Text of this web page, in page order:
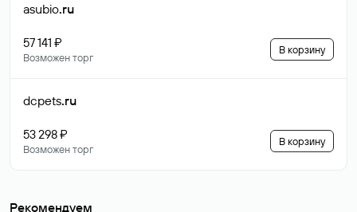
asubio.ru
57 141 ₽
Возможен торг
В корзину
dcpets.ru
53 298 ₽
Возможен торг
В корзину
Рекомендуем